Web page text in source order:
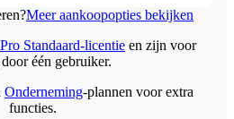
Meer aankoopopties bekijken
Pro Standaard-licentie en zijn voor
één gebruiker.
Onderneming-plannen voor extra
functies.